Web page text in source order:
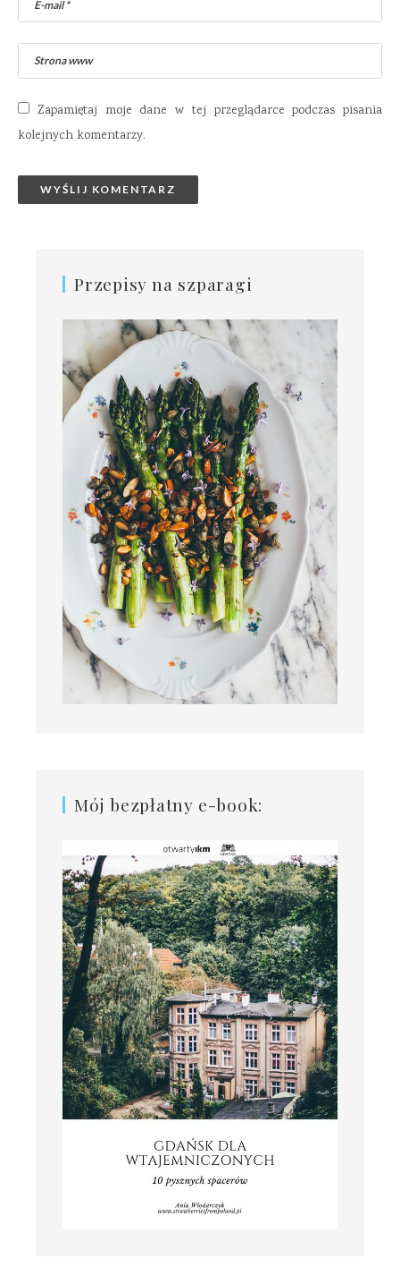
Zapamiętaj moje dane w tej przeglądarce podczas pisania
kolejnych komentarzy.
Przepisy na szparagi
Mój bezpłatny e-book: